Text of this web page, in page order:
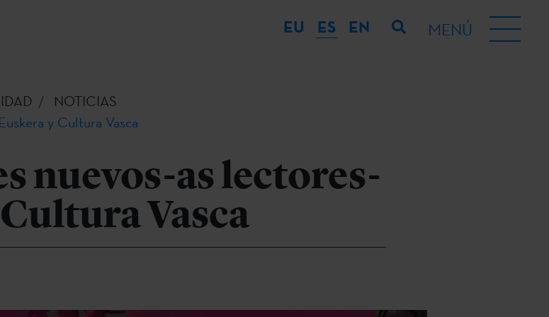
EU ES EN MENÚ
NOTICIAS
y Cultura Vasca
nuevos-as lectores-
Vasca